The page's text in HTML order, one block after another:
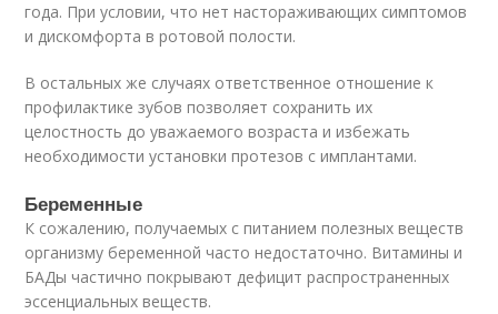
года. При условии, что нет настораживающих симптомов
и дискомфорта в ротовой полости.
В остальных же случаях ответственное отношение к
профилактике зубов позволяет сохранить их
целостность до уважаемого возраста и избежать
необходимости установки протезов с имплантами.
Беременные
К сожалению, получаемых с питанием полезных веществ
организму беременной часто недостаточно. Витамины и
БАДы частично покрывают дефицит распространенных
эссенциальных веществ.